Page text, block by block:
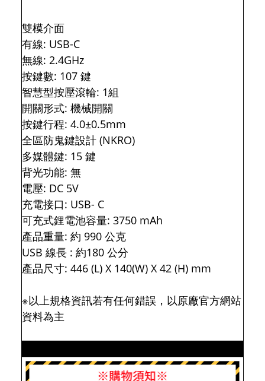
雙模介面
有線: USB-C
無線: 2.4GHz
按鍵數: 107 鍵
智慧型按壓滾輪: 1組
開關形式: 機械開關
按鍵行程: 4.0±0.5mm
全區防鬼鍵設計 (NKRO)
多媒體鍵: 15 鍵
背光功能: 無
電壓: DC 5V
充電接口: USB- C
可充式鋰電池容量: 3750 mAh
產品重量: 約 990 公克
USB 線長 : 約180 公分
產品尺寸: 446 (L) X 140(W) X 42 (H) mm
※以上規格資訊若有任何錯誤，以原廠官方網站
資料為主